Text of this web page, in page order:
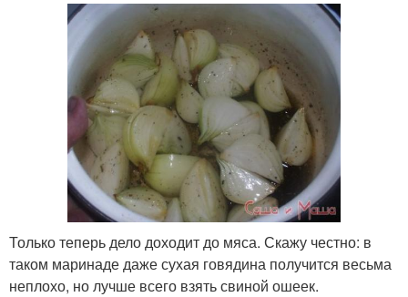
Только теперь дело доходит до мяса. Скажу честно: в
таком маринаде даже сухая говядина получится весьма
неплохо, но лучше всего взять свиной ошеек.